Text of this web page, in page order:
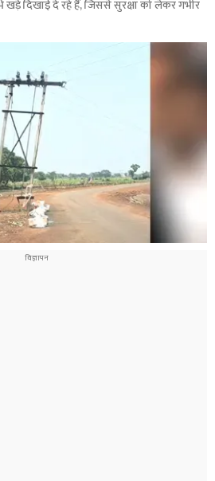
दिखाई दे रहे हैं, जिससे सुरक्षा को लेकर गंभीर